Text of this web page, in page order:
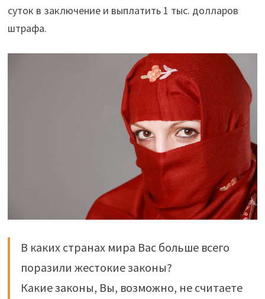
суток в заключение и выплатить 1 тыс. долларов
штрафа.
В каких странах мира Вас больше всего
поразили жестокие законы?
Какие законы, Вы, возможно, не считаете